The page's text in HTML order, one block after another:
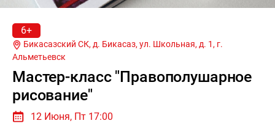
6+
Бикасазский СК, д. Бикасаз, ул. Школьная, д. 1, г.
Альметьевск
Мастер-класс "Правополушарное
рисование"
12 Июня, Пт 17:00